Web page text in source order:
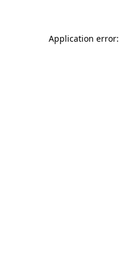
Application